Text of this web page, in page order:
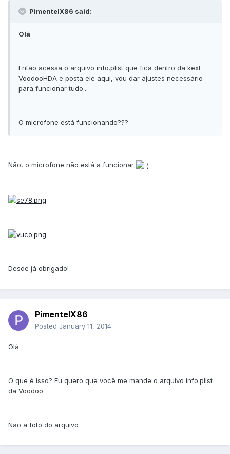
PimentelX86 said:
Olá
Então acessa o arquivo info.plist que fica dentro da kext
VoodooHDA e posta ele aqui, vou dar ajustes necessário
para funcionar tudo...
O microfone está funcionando???
Não, o microfone não está a funcionar
Desde já obrigado!
PimentelX86
Posted January 11, 2014
Olá
O que é isso? Eu quero que você me mande o arquivo info.plist
da Voodoo
Não a foto do arquivo